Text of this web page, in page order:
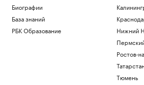
Биографии
База знаний
РБК Образование
Нижний
Ростов-
Татарстан
Тюмень